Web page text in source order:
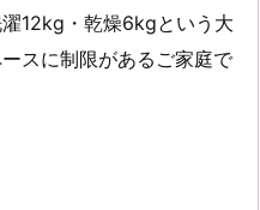
12kg・乾燥6kgという大
スに制限があるご家庭で